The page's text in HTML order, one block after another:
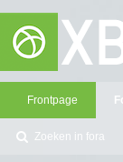
Frontpage
Zoeken in fora